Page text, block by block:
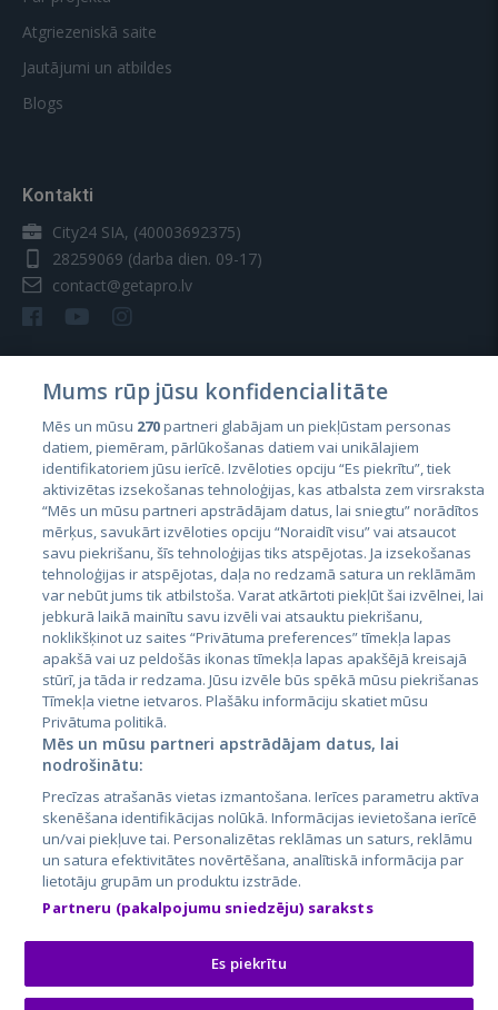
Blogs
Kontakti
contact@getapro.lv
Latvija
Lietuva
City24.lv
City24.ee
GetaPro.lv
Skelbiu.lt
Autoplius.lt
Aruodas.lt
CVbankas.lt
Paslaugos.lt
KV.ee
Osta.ee
KuldneBörs.ee
© 2026 GetaPro. Visas tiesības aizsargātas.
Mums rūp jūsu konfidencialitāte
Mēs un mūsu 270partneri glabājam un piekļūstam personas
datiem, piemēram, pārlūkošanas datiem vai unikālajiem
identifikatoriem jūsu ierīcē. Izvēloties opciju “Es piekrītu”, tiek
aktivizētas izsekošanas tehnoloģijas, kas atbalsta zem virsraksta
“Mēs un mūsu partneri apstrādājam datus, lai sniegtu” norādītos
mērķus, savukārt izvēloties opciju “Noraidīt visu” vai atsaucot
savu piekrišanu, šīs tehnoloģijas tiks atspējotas. Ja izsekošanas
tehnoloģijas ir atspējotas, daļa no redzamā satura un reklāmām
var nebūt jums tik atbilstoša. Varat atkārtoti piekļūt šai izvēlnei, lai
jebkurā laikā mainītu savu izvēli vai atsauktu piekrišanu,
noklikšķinot uz saites “Privātuma preferences” tīmekļa lapas
apakšā vai uz peldošās ikonas tīmekļa lapas apakšējā kreisajā
stūrī, ja tāda ir redzama. Jūsu izvēle būs spēkā mūsu piekrišanas
Tīmekļa vietne ietvaros. Plašāku informāciju skatiet mūsu
Privātuma politikā.
Mēs un mūsu partneri apstrādājam datus, lai
nodrošinātu:
Precīzas atrašanās vietas izmantošana. Ierīces parametru aktīva
skenēšana identifikācijas nolūkā. Informācijas ievietošana ierīcē
un/vai piekļuve tai. Personalizētas reklāmas un saturs, reklāmu
un satura efektivitātes novērtēšana, analītiskā informācija par
lietotāju grupām un produktu izstrāde.
Partneru (pakalpojumu sniedzēju) saraksts
Es piekrītu